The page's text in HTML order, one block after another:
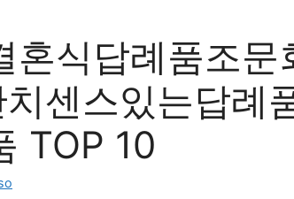
혼식답례품조문
센스있는답례
TOP 10